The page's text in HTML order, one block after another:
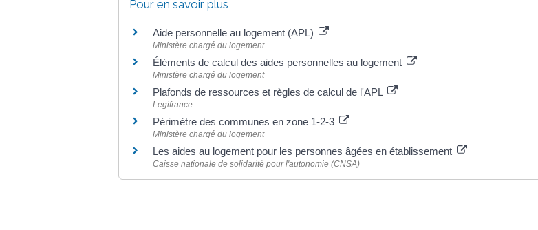
Pour en savoir plus
Aide personnelle au logement (APL)
Ministère chargé du logement
Éléments de calcul des aides personnelles au logement
Ministère chargé du logement
Plafonds de ressources et règles de calcul de l'APL
Legifrance
Périmètre des communes en zone 1-2-3
Ministère chargé du logement
Les aides au logement pour les personnes âgées en établissement
Caisse nationale de solidarité pour l'autonomie (CNSA)